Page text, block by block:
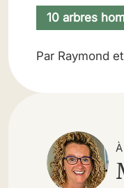
10 arbres
Par Raymond